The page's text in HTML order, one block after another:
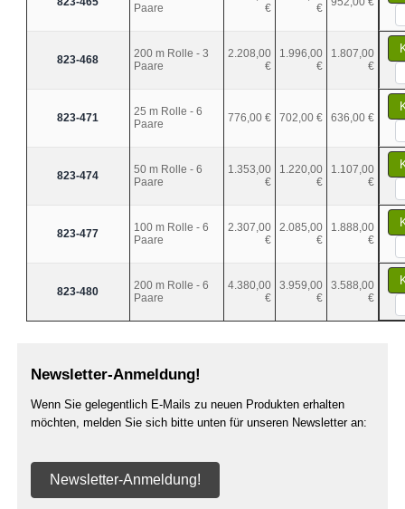
Paare
€
€
823-468
200 m Rolle - 3
Paare
2.208,00
€
1.996,00
€
1.807,00
€
823-471
25 m Rolle - 6
Paare
776,00 € 702,00 € 636,00 €
823-474
50 m Rolle - 6
Paare
1.353,00
€
1.220,00
€
1.107,00
€
823-477
100 m Rolle - 6
Paare
2.307,00
€
2.085,00
€
1.888,00
€
823-480
200 m Rolle - 6
Paare
4.380,00
€
3.959,00
€
3.588,00
€
Newsletter-Anmeldung!
Wenn Sie gelegentlich E-Mails zu neuen Produkten erhalten
möchten, melden Sie sich bitte unten für unseren Newsletter an:
Newsletter-Anmeldung!